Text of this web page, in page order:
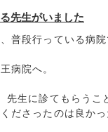
先生がいました
普段行っている病
病院へ。
先生に診てもらうこ
ださったのは良かっ